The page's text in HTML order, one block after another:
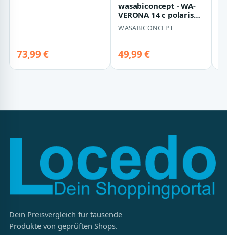
73,99 €
wasabiconcept - WA-
VERONA 14 c polaris
star combi - Gr. - 51
WASABICONCEPT
49,99 €
Dein Preisvergleich für tausende
Produkte von geprüften Shops.